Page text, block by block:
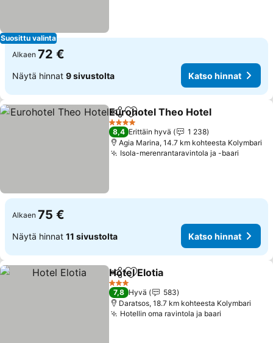
Suosittu valinta
Alkaen 72 €
Näytä hinnat 9 sivustolta Katso hinnat
Jaa Lisää suosikkeihin
Eurohotel Theo Hotel
4 Tähtiluokitus
8,4 Erittäin hyvä
1 238
Agia Marina, 14.7 km kohteesta Kolymbari
Isola-merenrantaravintola ja -baari
Alkaen 75 €
Näytä hinnat 11 sivustolta Katso hinnat
Jaa Lisää suosikkeihin
Hotel Elotia
3 Tähtiluokitus
7,8 Hyvä
583
Daratsos, 18.7 km kohteesta Kolymbari
Hotellin oma ravintola ja baari